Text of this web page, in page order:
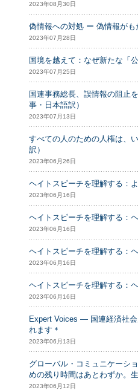
2023年08月30日
偽情報への対処 ー 偽情報が
2023年07月28日
国境を越えて：なぜ新たな「
2023年07月25日
国連事務総長、誤情報の阻止
事・日本語訳）
2023年07月13日
すべての人のための人権は、
訳）
2023年06月26日
ヘイトスピーチを理解する：
2023年06月16日
ヘイトスピーチを理解する：
2023年06月16日
ヘイトスピーチを理解する：
2023年06月16日
ヘイトスピーチを理解する：
2023年06月16日
Expert Voices ― 国連経済社
れます＊
2023年06月13日
グローバル・コミュニケーシ
めの残り時間はあとわずか。
2023年06月12日